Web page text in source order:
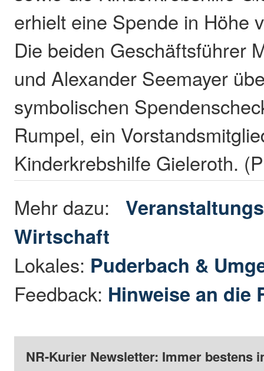
erhielt eine Spende in Höhe
Die beiden Geschäftsführer
und Alexander Seemayer
symbolischen
Rumpel, ein
Kinderkrebshilfe Gieleroth.
Mehr dazu:
Wirtschaft
Lokales: Puderbach &
Feedback: Hinweise an die
NR-Kurier Newsletter: Immer bestens